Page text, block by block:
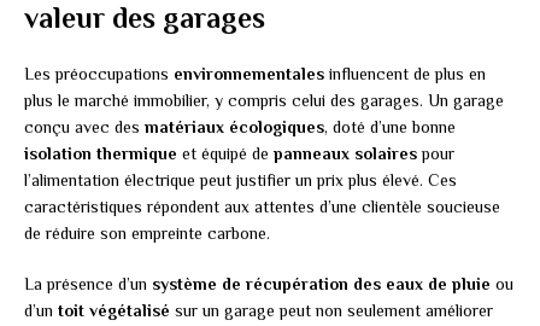
valeur des garages
Les préoccupations environnementales influencent de plus en
plus le marché immobilier, y compris celui des garages. Un garage
conçu avec des matériaux écologiques, doté d’une bonne
isolation thermique et équipé de panneaux solairespour
l’alimentation électrique peut justifier un prix plus élevé. Ces
caractéristiques répondent aux attentes d’une clientèle soucieuse
de réduire son empreinte carbone.
La présence d’un système de récupération des eaux de pluie ou
d’un toit végétalisé sur un garage peut non seulement améliorer